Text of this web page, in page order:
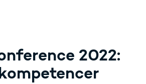
2022: